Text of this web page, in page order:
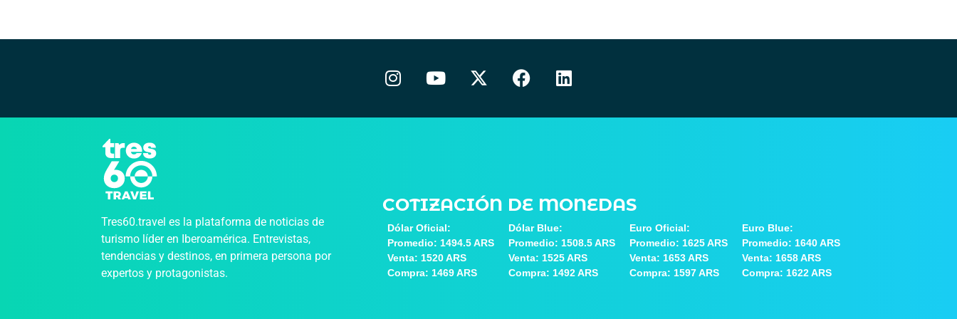
Tres60.travel es la plataforma de noticias de
turismo líder en Iberoamérica. Entrevistas,
tendencias y destinos, en primera persona por
expertos y protagonistas.
COTIZACIÓN DE MONEDAS
Dólar Oficial:
Promedio: 1494.5 ARS
Venta: 1520 ARS
Compra: 1469 ARS
Dólar Blue:
Promedio: 1508.5 ARS
Venta: 1525 ARS
Compra: 1492 ARS
Euro Oficial:
Promedio: 1625 ARS
Venta: 1653 ARS
Compra: 1597 ARS
Euro Blue:
Promedio: 1640 ARS
Venta: 1658 ARS
Compra: 1622 ARS